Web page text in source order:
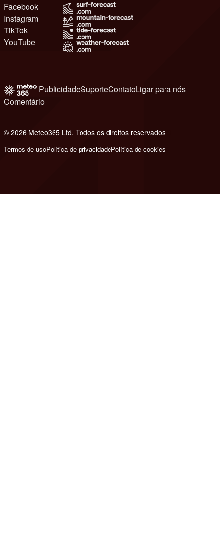
Facebook
Instagram
TikTok
YouTube
PublicidadeSuporteContatoLigar para nós
Comentário
© 2026 Meteo365 Ltd. Todos os direitos reservados
Termos de usoPolítica de privacidadePolítica de cookies